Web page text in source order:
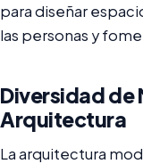
para diseñar
las personas y
Diversidad de
Arquitectura
La arquitectura